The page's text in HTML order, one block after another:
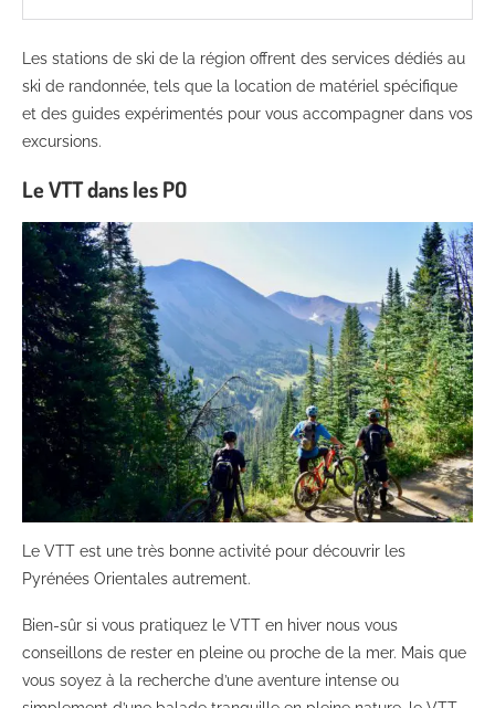
Les stations de ski de la région offrent des services dédiés au
ski de randonnée, tels que la location de matériel spécifique
et des guides expérimentés pour vous accompagner dans vos
excursions.
Le VTT dans les PO
Le VTT est une très bonne activité pour découvrir les
Pyrénées Orientales autrement.
Bien-sûr si vous pratiquez le VTT en hiver nous vous
conseillons de rester en pleine ou proche de la mer. Mais que
vous soyez à la recherche d’une aventure intense ou